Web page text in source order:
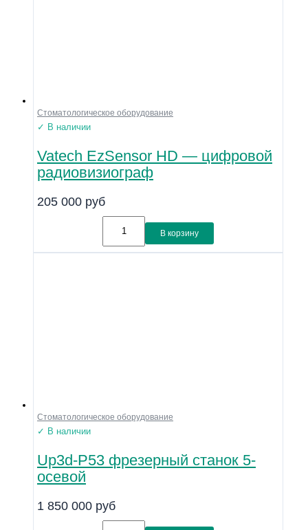
Стоматологическое оборудование
✓ В наличии
Vatech EzSensor HD — цифровой
радиовизиограф
205 000 руб
В корзину
Стоматологическое оборудование
✓ В наличии
Up3d-P53 фрезерный станок 5-
осевой
1 850 000 руб